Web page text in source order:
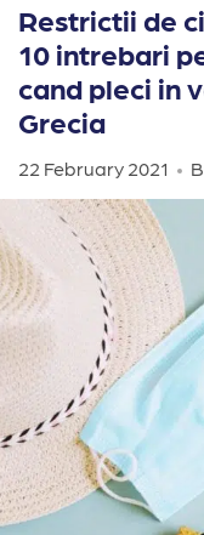
Restrictii de
10 intrebari
cand pleci in
Grecia
22 February 2021